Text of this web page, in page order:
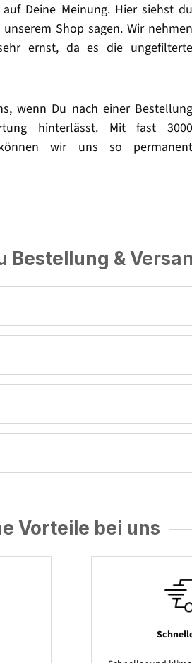
Deine Meinung. Hier siehst du
Shop sagen. Wir nehmen
ernst, da es die ungefilterte
wenn Du nach einer Bestellung
hinterlässt. Mit fast 3000
können wir uns so permanent
Bestellung &
Vorteile bei uns